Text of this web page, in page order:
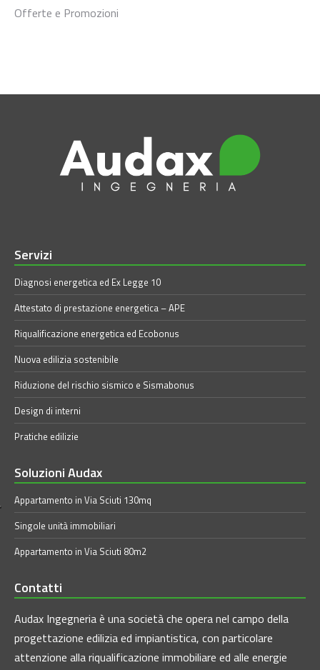
Offerte e Promozioni
Servizi
Diagnosi energetica ed Ex Legge 10
Attestato di prestazione energetica – APE
Riqualificazione energetica ed Ecobonus
Nuova edilizia sostenibile
Riduzione del rischio sismico e Sismabonus
Design di interni
Pratiche edilizie
Soluzioni Audax
Appartamento in Via Sciuti 130mq
Singole unità immobiliari
Appartamento in Via Sciuti 80m2
Contatti
Audax Ingegneria è una società che opera nel campo della
progettazione edilizia ed impiantistica, con particolare
attenzione alla riqualificazione immobiliare ed alle energie